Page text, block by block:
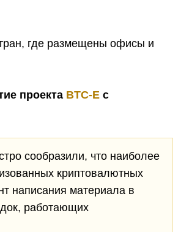
где размещены офисы и
проекта BTC-E с
сообразили, что наиболее
криптовалютных
написания материала в
работающих